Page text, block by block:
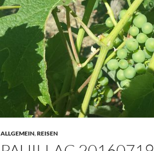
ALLGEMEIN,REISEN